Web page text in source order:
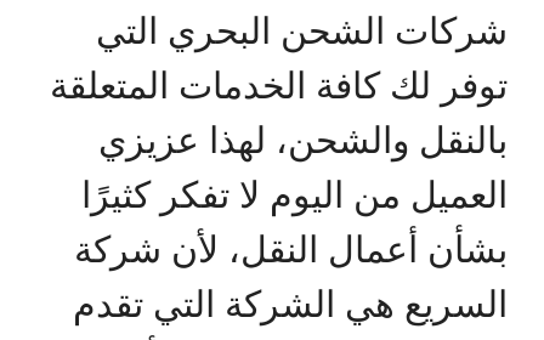
شركات الشحن البحري التي
توفر لك كافة الخدمات المتعلقة
بالنقل والشحن، لهذا عزيزي
العميل من اليوم لا تفكر كثيرًا
بشأن أعمال النقل، لأن شركة
السريع هي الشركة التي تقدم